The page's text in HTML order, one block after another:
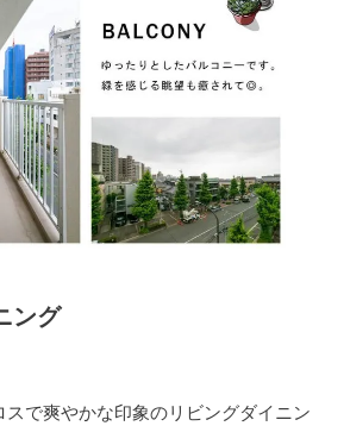
ング
スで爽やかな印象のリビングダイニン